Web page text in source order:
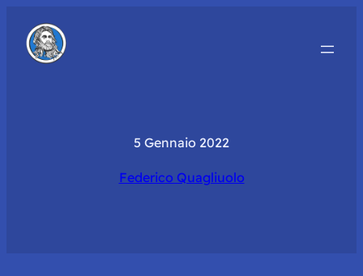
5 Gennaio 2022
Federico Quagliuolo